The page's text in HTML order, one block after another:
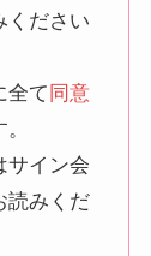
ください
全て 同意
サイン会
読みくだ